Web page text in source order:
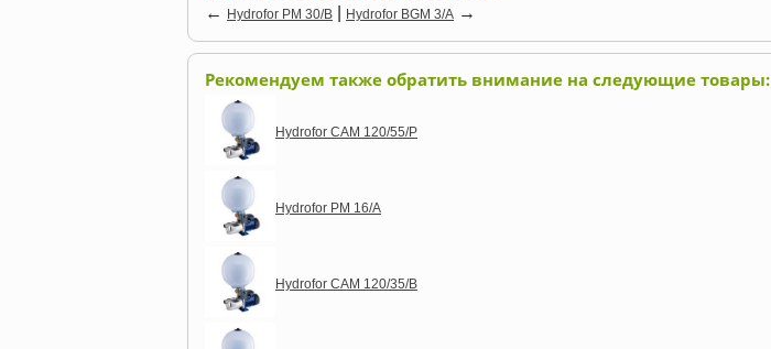
← Hydrofor PM 30/B Hydrofor BGM 3/A →
Рекомендуем также обратить внимание на следующие товары:
Hydrofor CAM 120/55/P
Hydrofor PM 16/A
Hydrofor CAM 120/35/B